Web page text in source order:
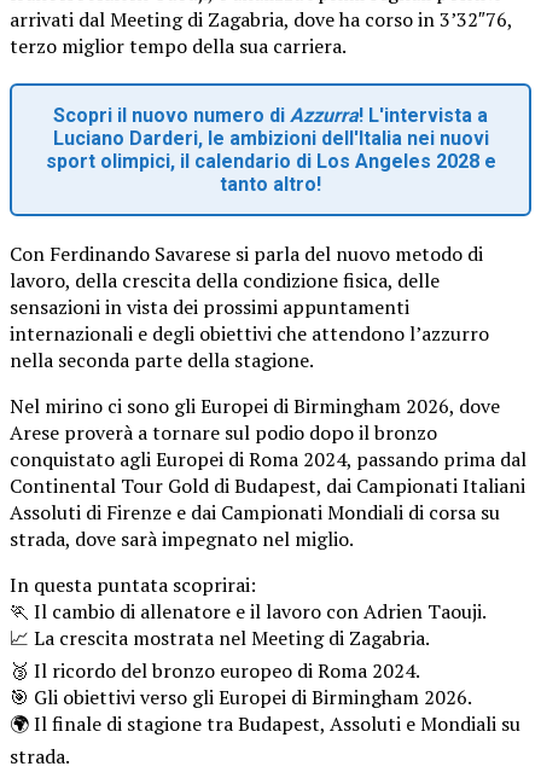
arrivati dal Meeting di Zagabria, dove ha corso in 3’32″76,
terzo miglior tempo della sua carriera.
Scopri il nuovo numero di Azzurra! L'intervista a
Luciano Darderi, le ambizioni dell'Italia nei nuovi
sport olimpici, il calendario di Los Angeles 2028 e
tanto altro!
Con Ferdinando Savarese si parla del nuovo metodo di
lavoro, della crescita della condizione fisica, delle
sensazioni in vista dei prossimi appuntamenti
internazionali e degli obiettivi che attendono l’azzurro
nella seconda parte della stagione.
Nel mirino ci sono gli Europei di Birmingham 2026, dove
Arese proverà a tornare sul podio dopo il bronzo
conquistato agli Europei di Roma 2024, passando prima dal
Continental Tour Gold di Budapest, dai Campionati Italiani
Assoluti di Firenze e dai Campionati Mondiali di corsa su
strada, dove sarà impegnato nel miglio.
In questa puntata scoprirai:
🏃 Il cambio di allenatore e il lavoro con Adrien Taouji.
📈 La crescita mostrata nel Meeting di Zagabria.
🥉 Il ricordo del bronzo europeo di Roma 2024.
🎯 Gli obiettivi verso gli Europei di Birmingham 2026.
🌍 Il finale di stagione tra Budapest, Assoluti e Mondiali su
strada.